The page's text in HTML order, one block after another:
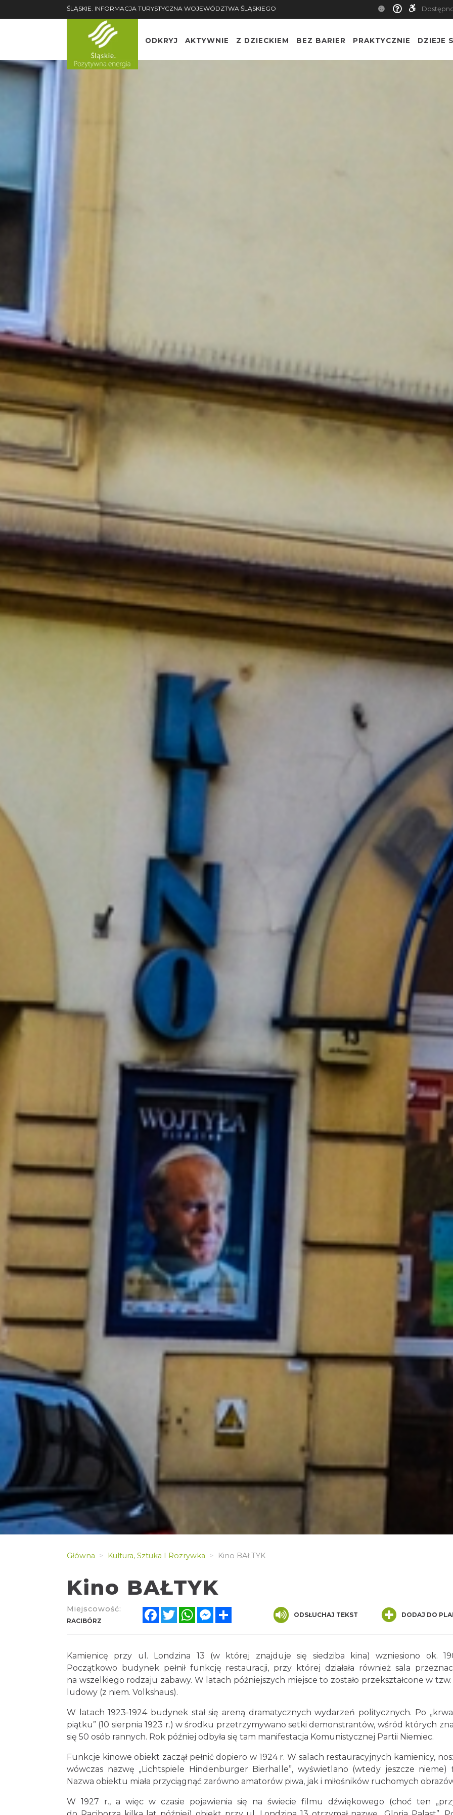
ŚLĄSKIE. INFORMACJA TURYSTYCZNA WOJEWÓDZTWA ŚLĄSKIEGO
ODKRYJ AKTYWNIE Z DZIECKIEM BEZ BARIER PRAKTYCZNIE DZIEJE
Główna Kultura, Sztuka I Rozrywka Kino BAŁTYK
Kino BAŁTYK
Miejscowość:
RACIBÓRZ
FacebookTwitterWhatsAppMessenger ODSŁUCHAJ TEKST DODAJ DO
Kamienicę przy ul. Londzina 13 (w której znajduje się siedziba kina) wzniesiono ok.
Początkowo budynek pełnił funkcję restauracji, przy której działała również sala
na wszelkiego rodzaju zabawy. W latach późniejszych miejsce to zostało przekształcone w
ludowy (z niem. Volkshaus).
W latach 1923-1924 budynek stał się areną dramatycznych wydarzeń politycznych. Po
piątku” (10 sierpnia 1923 r.) w środku przetrzymywano setki demonstrantów, wśród których
się 50 osób rannych. Rok później odbyła się tam manifestacja Komunistycznej Partii Niemiec.
Funkcje kinowe obiekt zaczął pełnić dopiero w 1924 r. W salach restauracyjnych kamienicy,
wówczas nazwę „Lichtspiele Hindenburger Bierhalle”, wyświetlano (wtedy jeszcze nieme)
Nazwa obiektu miała przyciągnąć zarówno amatorów piwa, jak i miłośników ruchomych
W 1927 r., a więc w czasie pojawienia się na świecie filmu dźwiękowego (choć ten